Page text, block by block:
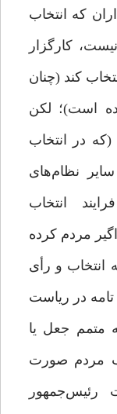
که انتخاب
کارگزار
کند (چنان
است)‌؛ لکن
(که در انتخاب
نظام‌های
انتخاب
مردم کرده
انتخاب و رأی
تامه در ریاست
متمم جعل یا
مردم صورت
رئیس‌جمهور